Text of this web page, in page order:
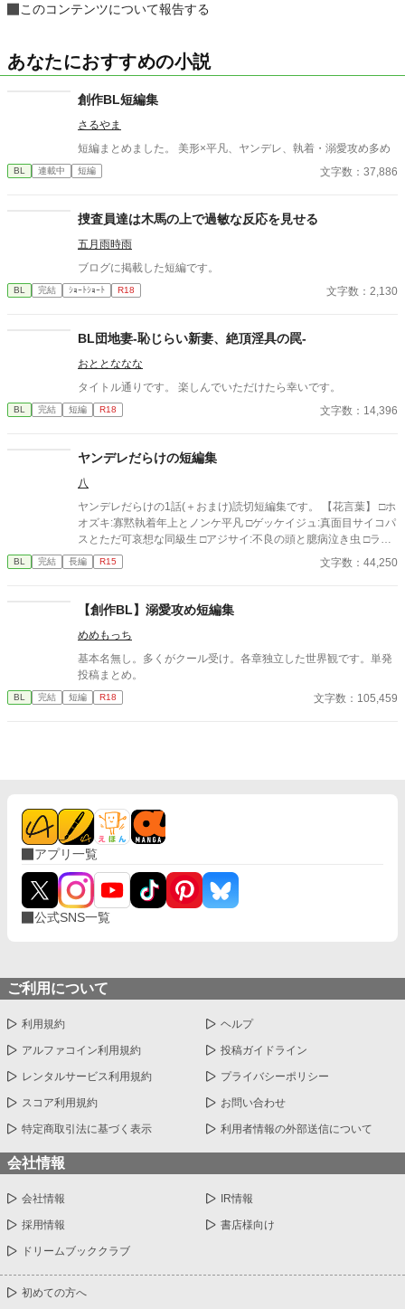
このコンテンツについて報告する
あなたにおすすめの小説
創作BL短編集
さるやま
短編まとめました。 美形×平凡、ヤンデレ、執着・溺愛攻め多め
BL 連載中 短編 文字数：37,886
捜査員達は木馬の上で過敏な反応を見せる
五月雨時雨
ブログに掲載した短編です。
BL 完結 ｼｮｰﾄｼｮｰﾄ R18 文字数：2,130
BL団地妻-恥じらい新妻、絶頂淫具の罠-
おととななな
タイトル通りです。 楽しんでいただけたら幸いです。
BL 完結 短編 R18 文字数：14,396
ヤンデレだらけの短編集
八
ヤンデレだらけの1話(＋おまけ)読切短編集です。 【花言葉】 □ホ
オズキ:寡黙執着年上とノンケ平凡 □ゲッケイジュ:真面目サイコパ
スとただ可哀想な同級生 □アジサイ:不良の頭と臆病泣き虫 □ラベ
ンダー:希死念慮不良とおバカ □デルフィニウム:執着傲慢幼馴染と
地味ぼっち ムーンライトノベル様に別名義で投稿しています。 か
ければ嬉しいです！ 【異世界短編】単発ネタ殴り書き随時掲載。
◻︎お付きくんは反社ボスから逃げ出したい！:お馬鹿主人公くんと
傲慢ボス
BL 完結 長編 R15 文字数：44,250
【創作BL】溺愛攻め短編集
めめもっち
基本名無し。多くがクール受け。各章独立した世界観です。単発
投稿まとめ。
BL 完結 短編 R18 文字数：105,459
アプリ一覧
公式SNS一覧
ご利用について
利用規約 ヘルプ
アルファコイン利用規約 投稿ガイドライン
レンタルサービス利用規約 プライバシーポリシー
スコア利用規約 お問い合わせ
特定商取引法に基づく表示 利用者情報の外部送信について
会社情報
会社情報 IR情報
採用情報 書店様向け
ドリームブッククラブ
初めての方へ